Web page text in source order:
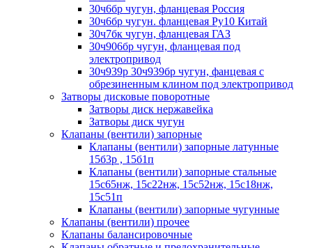
30ч6бр чугун, фланцевая Россия
30ч6бр чугун. фланцевая Ру10 Китай
30ч7бк чугун, фланцевая ГАЗ
30ч906бр чугун, фланцевая под
электропривод
30ч939р 30ч939бр чугун, фанцевая с
обрезиненным клином под электропривод
Затворы дисковые поворотные
Затворы диск нержавейка
Затворы диск чугун
Клапаны (вентили) запорные
Клапаны (вентили) запорные латунные
15б3р , 15б1п
Клапаны (вентили) запорные стальные
15с65нж, 15с22нж, 15с52нж, 15с18нж,
15с51п
Клапаны (вентили) запорные чугунные
Клапаны (вентили) прочее
Клапаны балансировочные